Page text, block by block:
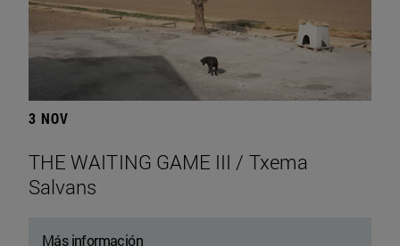
3 NOV
THE WAITING GAME III / Txema
Salvans
Más información